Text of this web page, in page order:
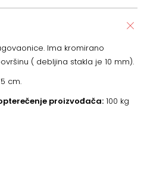
Ima kromirano
( debljina stakla je 10 mm).
cm.
proizvođača: 100 kg